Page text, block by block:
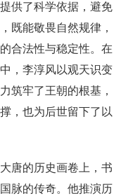
供了科学依据，避免
既能敬畏自然规律，
合法性与稳定性。在
，李淳风以观天识变
筑牢了王朝的根基，
，也为后世留下了以
唐的历史画卷上，书
脉的传奇。他推演历